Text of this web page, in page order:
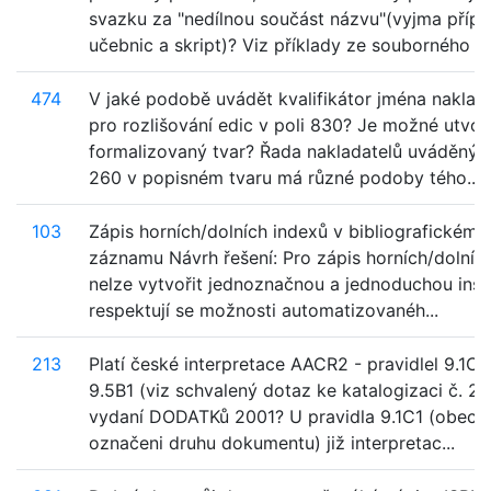
svazku za "nedílnou součást názvu"(vyjma
učebnic a skript)? Viz příklady ze souborného ...
474
V jaké podobě uvádět kvalifikátor jména
pro rozlišování edic v poli 830? Je možné
formalizovaný tvar? Řada nakladatelů
260 v popisném tvaru má různé podoby tého...
103
Zápis horních/dolních indexů v bibliografickém
záznamu Návrh řešení: Pro zápis horních/
nelze vytvořit jednoznačnou a jednoduchou
respektují se možnosti automatizovanéh...
213
Platí české interpretace AACR2 - pravidlel
9.5B1 (viz schvalený dotaz ke katalogizaci č.
vydaní DODATKů 2001? U pravidla 9.1C1
označeni druhu dokumentu) již interpretac...